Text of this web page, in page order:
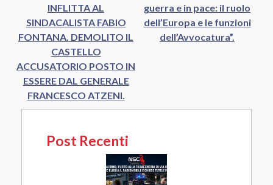
INFLITTA AL
SINDACALISTA FABIO
FONTANA. DEMOLITO IL
CASTELLO
ACCUSATORIO POSTO IN
ESSERE DAL GENERALE
FRANCESCO ATZENI.
guerra e in pace: il ruolo
dell’Europa e le funzioni
dell’Avvocatura”.
Post Recenti